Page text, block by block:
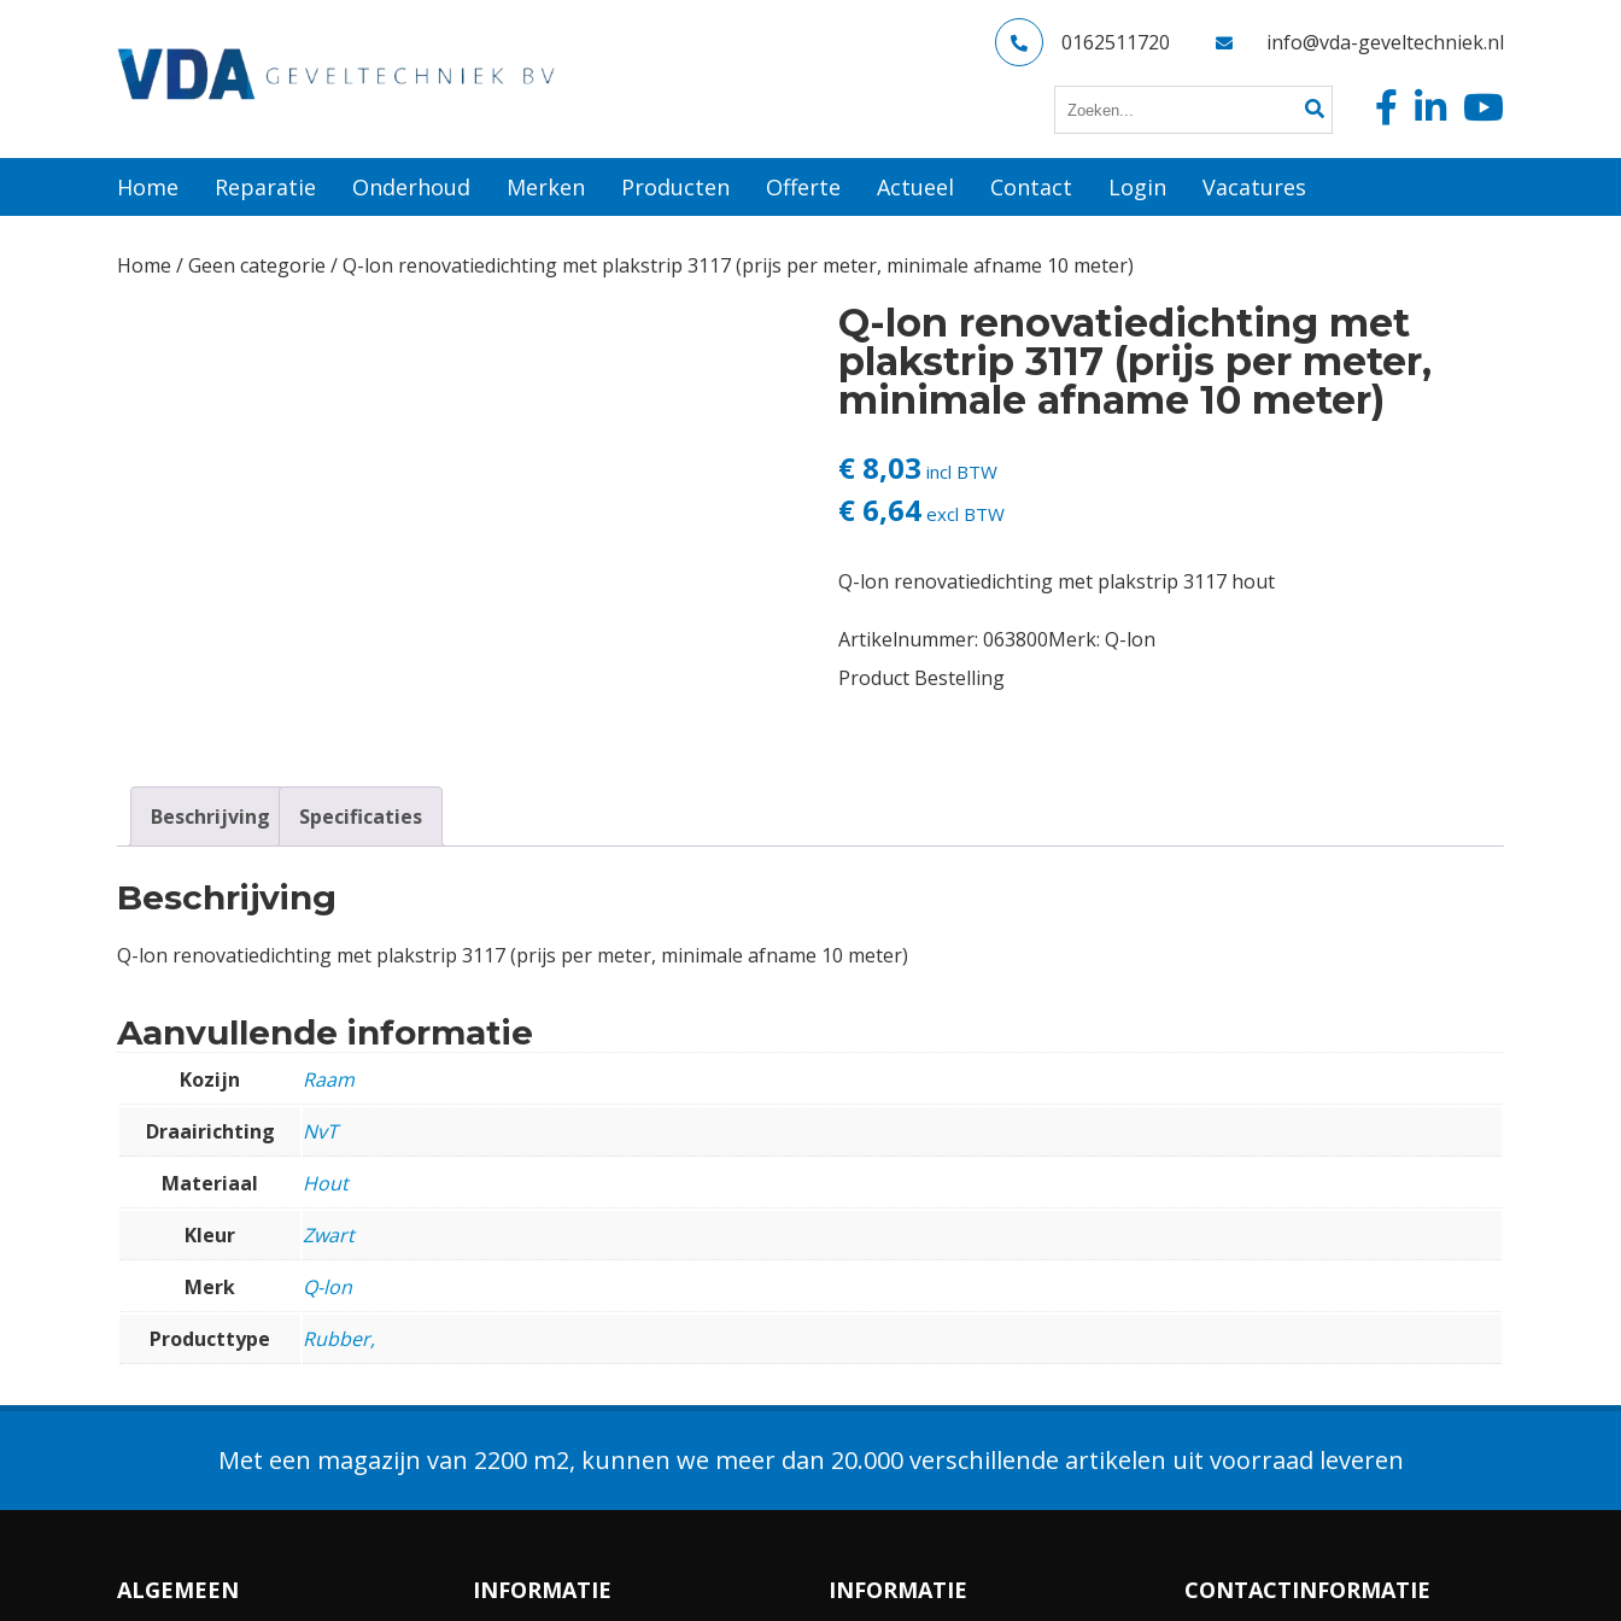
0162511720 info@vda-geveltechniek.nl
Home Reparatie Onderhoud Merken Producten Offerte Actueel Contact Login Vacatures
Home /Geen categorie / Q-lon renovatiedichting met plakstrip 3117 (prijs per meter, minimale afname 10 meter)
Q-lon renovatiedichting met
plakstrip 3117 (prijs per meter,
minimale afname 10 meter)
€ 8,03 incl BTW
€ 6,64 excl BTW
Q-lon renovatiedichting met plakstrip 3117 hout
Artikelnummer: 063800Merk: Q-lon
Product Bestelling
Beschrijving Specificaties
Beschrijving
Q-lon renovatiedichting met plakstrip 3117 (prijs per meter, minimale afname 10 meter)
Aanvullende informatie
Kozijn
Raam
Draairichting
NvT
Materiaal
Hout
Kleur
Zwart
Merk
Q-lon
Producttype
Rubber,
Met een magazijn van 2200 m2, kunnen we meer dan 20.000 verschillende artikelen uit voorraad leveren
ALGEMEEN INFORMATIE INFORMATIE CONTACTINFORMATIE